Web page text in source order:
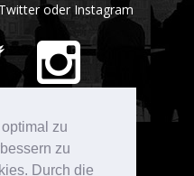
zu
zu
Durch die
oder Instagram